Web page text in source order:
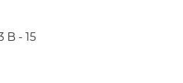
B - 15